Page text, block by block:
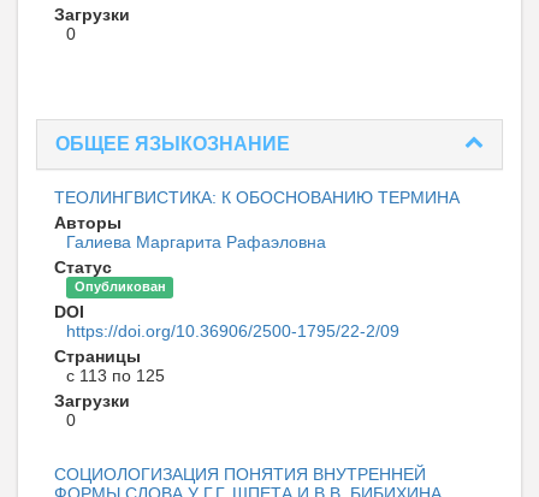
Загрузки
0
ОБЩЕЕ ЯЗЫКОЗНАНИЕ
ТЕОЛИНГВИСТИКА: К ОБОСНОВАНИЮ ТЕРМИНА
Авторы
Галиева Маргарита Рафаэловна
Статус
Опубликован
DOI
https://doi.org/10.36906/2500-1795/22-2/09
Страницы
с 113 по 125
Загрузки
0
СОЦИОЛОГИЗАЦИЯ ПОНЯТИЯ ВНУТРЕННЕЙ
ФОРМЫ СЛОВА У Г.Г. ШПЕТА И В.В. БИБИХИНА